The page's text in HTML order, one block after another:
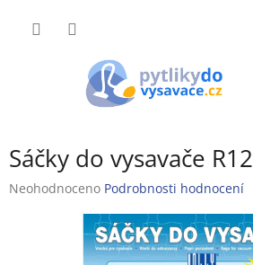
Sáčky do vysavače R12
Průměrné
Neohodnoceno Podrobnosti hodnocení